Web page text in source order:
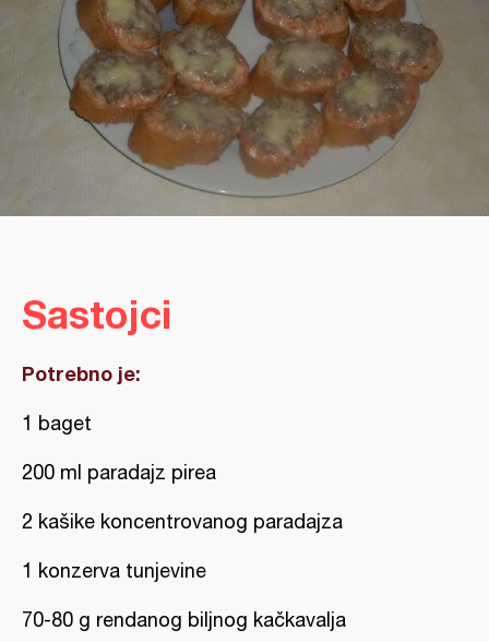
Sastojci
Potrebno je:
1 baget
200 ml paradajz pirea
2 kašike koncentrovanog paradajza
1 konzerva tunjevine
70-80 g rendanog biljnog kačkavalja